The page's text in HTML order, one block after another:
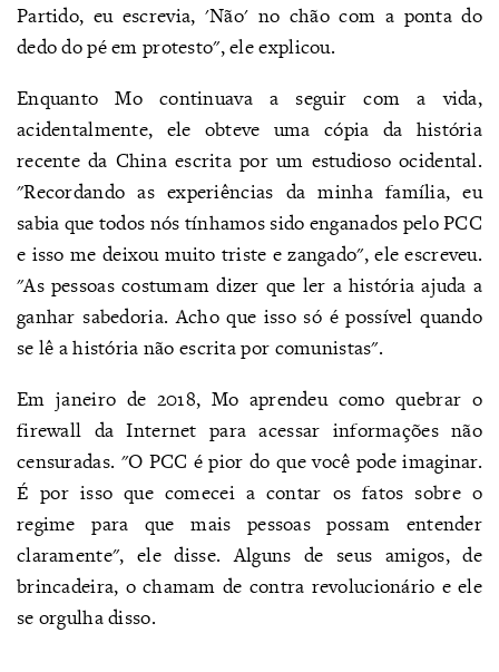
Partido, eu escrevia, 'Não' no chão com a ponta do
dedo do pé em protesto", ele explicou.
Enquanto Mo continuava a seguir com a vida,
acidentalmente, ele obteve uma cópia da história
recente da China escrita por um estudioso ocidental.
"Recordando as experiências da minha família, eu
sabia que todos nós tínhamos sido enganados pelo PCC
e isso me deixou muito triste e zangado", ele escreveu.
"As pessoas costumam dizer que ler a história ajuda a
ganhar sabedoria. Acho que isso só é possível quando
se lê a história não escrita por comunistas".
Em janeiro de 2018, Mo aprendeu como quebrar o
firewall da Internet para acessar informações não
censuradas. "O PCC é pior do que você pode imaginar.
É por isso que comecei a contar os fatos sobre o
regime para que mais pessoas possam entender
claramente", ele disse. Alguns de seus amigos, de
brincadeira, o chamam de contra revolucionário e ele
se orgulha disso.